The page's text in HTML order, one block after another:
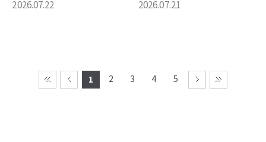
2026.07.22 2026.07.21
1 2 3 4 5